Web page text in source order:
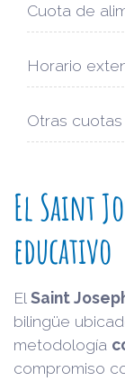
Cuota de
Horario
Otras cuotas
El Saint
educativo
El Saint
bilingüe
metodología
compromiso